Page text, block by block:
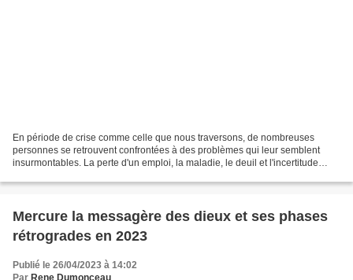
En période de crise comme celle que nous traversons, de nombreuses
personnes se retrouvent confrontées à des problèmes qui leur semblent
insurmontables. La perte d'un emploi, la maladie, le deuil et l'incertitude
Mercure la messagère des dieux et ses phases
rétrogrades en 2023
Publié le 26/04/2023 à 14:02
Par Rene Dumonceau